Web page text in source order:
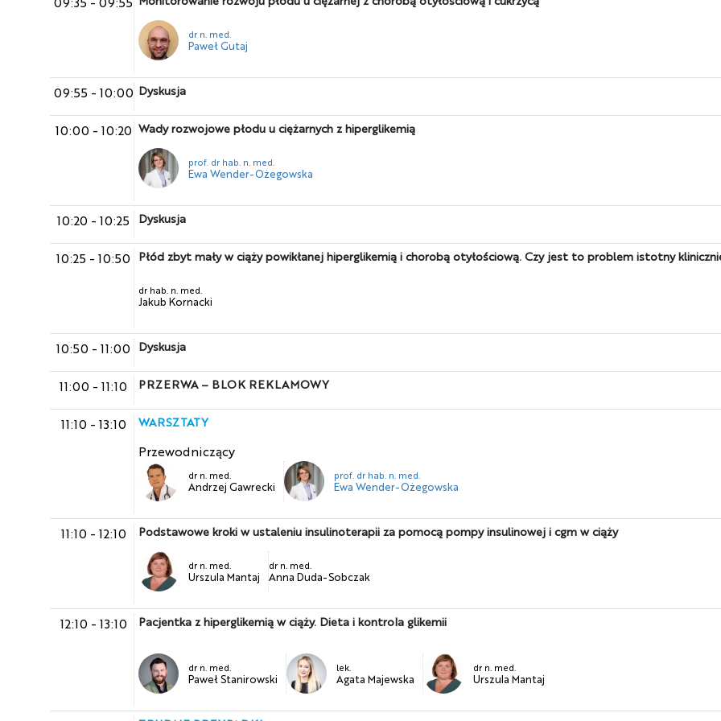
dr n. med.
Paweł Gutaj
09:55 - 10:00 Dyskusja
10:00 - 10:20 Wady rozwojowe płodu u ciężarnych z hiperglikemią
prof. dr hab. n. med.
Ewa Wender-Ożegowska
10:20 - 10:25 Dyskusja
10:25 - 10:50 Płód zbyt mały w ciąży powikłanej hiperglikemią i chorobą otyłościową. Czy jest to problem istotny
dr hab. n. med.
Jakub Kornacki
10:50 - 11:00 Dyskusja
11:00 - 11:10 PRZERWA – BLOK REKLAMOWY
11:10 - 13:10 WARSZTATY
Przewodniczący
dr n. med.
Andrzej Gawrecki
prof. dr hab. n. med.
Ewa Wender-Ożegowska
11:10 - 12:10 Podstawowe kroki w ustaleniu insulinoterapii za pomocą pompy insulinowej i cgm w ciąży
dr n. med.
Urszula Mantaj
dr n. med.
Anna Duda-Sobczak
12:10 - 13:10 Pacjentka z hiperglikemią w ciąży. Dieta i kontrola glikemii
dr n. med.
Paweł Stanirowski
lek.
Agata Majewska
dr n. med.
Urszula Mantaj